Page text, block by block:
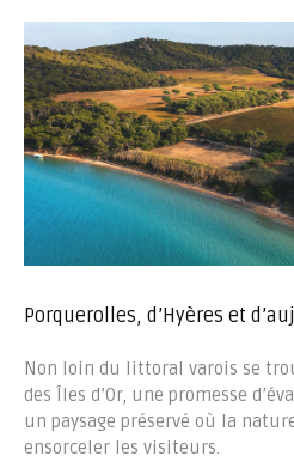
Porquerolles, d’Hyères et
Non loin du littoral varois se
des Îles d’Or, une promesse
un paysage préservé où la
ensorceler les visiteurs.